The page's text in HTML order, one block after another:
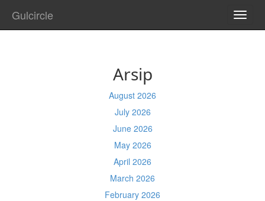
Gulcircle
Arsip
August 2026
July 2026
June 2026
May 2026
April 2026
March 2026
February 2026